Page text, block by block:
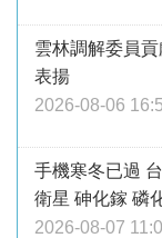
雲林調解委員
表揚
2026-08-06
手機寒冬已過
衛星 砷化鎵 磷
2026-08-07